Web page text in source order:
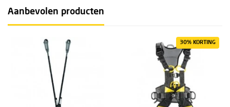
Aanbevolen producten
30% KORTING